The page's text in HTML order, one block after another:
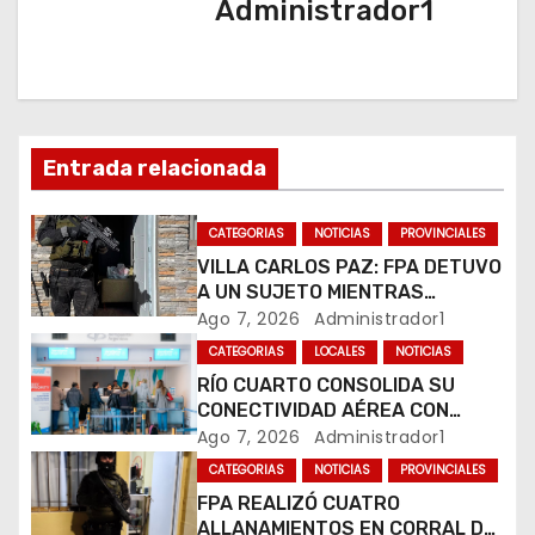
n
d
e
e
n
t
r
Administrador1
Entrada relacionada
CATEGORIAS NOTICIAS PROVINCIALES
VILLA CARLOS PAZ: FPA DETUVO
A UN SUJETO MIENTRAS
COMERCIALIZABA COCAÍNA Y
MARIHUANA EN UNA PLAZA
Ago 7, 2026 Administrador1
CATEGORIAS LOCALES NOTICIAS
RÍO CUARTO CONSOLIDA SU
CONECTIVIDAD AÉREA CON
CUATRO VUELOS SEMANALES A
BUENOS AIRES
Ago 7, 2026 Administrador1
CATEGORIAS NOTICIAS PROVINCIALES
FPA REALIZÓ CUATRO
ALLANAMIENTOS EN CORRAL DE